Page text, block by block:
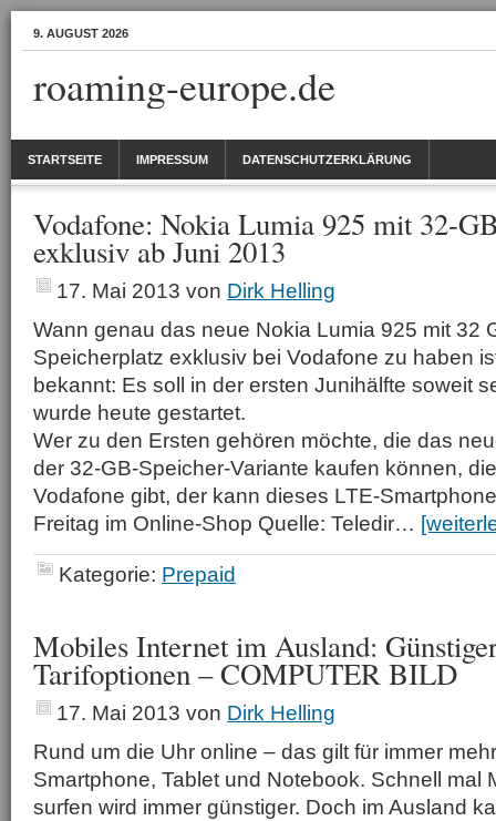
9. AUGUST 2026
roaming-europe.de
STARTSEITE IMPRESSUM DATENSCHUTZERKLÄRUNG
Vodafone: Nokia Lumia 925 mit 32-
exklusiv ab Juni 2013
17. Mai 2013 von Dirk Helling
Wann genau das neue Nokia Lumia 925 mit 32
Speicherplatz exklusiv bei Vodafone zu haben
bekannt: Es soll in der ersten Junihälfte soweit
wurde heute gestartet.
Wer zu den Ersten gehören möchte, die das
der 32-GB-Speicher-Variante kaufen können,
Vodafone gibt, der kann dieses LTE-
Freitag im Online-Shop Quelle: Teledir…
Kategorie: Prepaid
Mobiles Internet im Ausland:
Tarifoptionen – COMPUTER BILD
17. Mai 2013 von Dirk Helling
Rund um die Uhr online – das gilt für immer
Smartphone, Tablet und Notebook. Schnell mal
surfen wird immer günstiger. Doch im Ausland